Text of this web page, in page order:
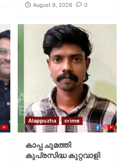
August 9, 2026 0
Alappuzha crime
കാപ്പ ചുമത്തി
കുപ്രസിദ്ധ കുറ്റവാളി